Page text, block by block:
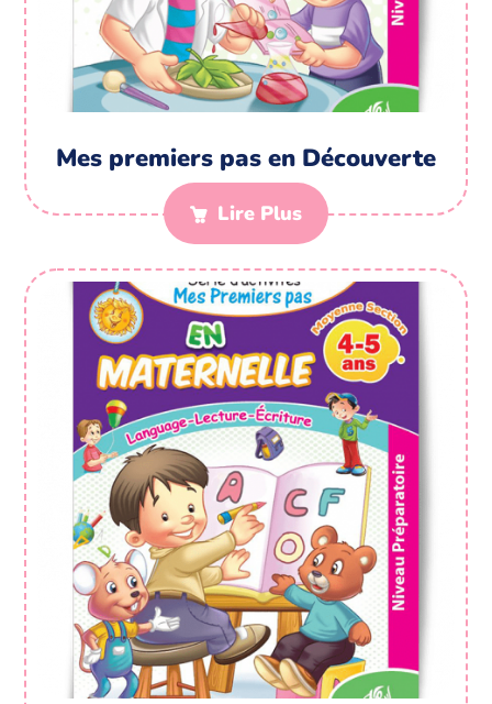
Mes premiers pas en Découverte
Lire Plus